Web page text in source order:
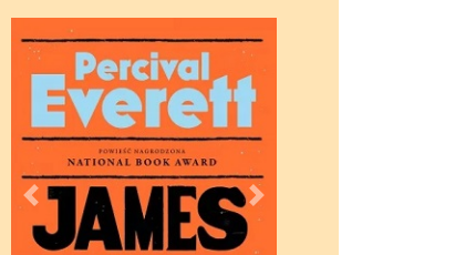
Wstecz Dalej